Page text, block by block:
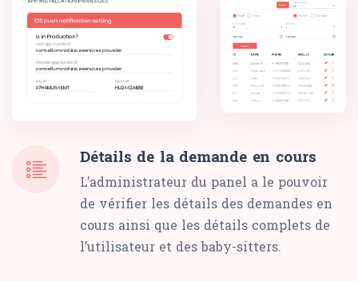
Détails de la demande en cours
L’administrateur du panel a le pouvoir
de vérifier les détails des demandes en
cours ainsi que les détails complets de
l’utilisateur et des baby-sitters.